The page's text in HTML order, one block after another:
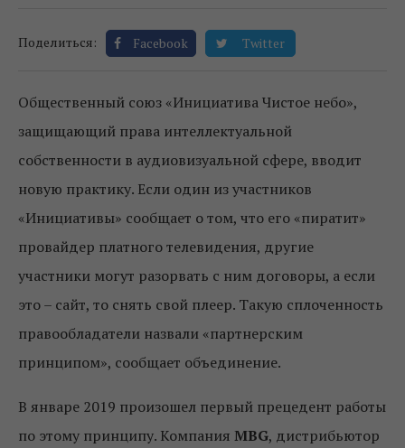
Поделиться: Facebook Twitter
Общественный союз «Инициатива Чистое небо»,
защищающий права интеллектуальной
собственности в аудиовизуальной сфере, вводит
новую практику. Если один из участников
«Инициативы» сообщает о том, что его «пиратит»
провайдер платного телевидения, другие
участники могут разорвать с ним договоры, а если
это – сайт, то снять свой плеер. Такую сплоченность
правообладатели назвали «партнерским
принципом», сообщает объединение.
В январе 2019 произошел первый прецедент работы
по этому принципу. Компания MBG, дистрибьютор